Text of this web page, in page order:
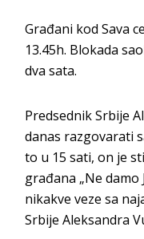
Građani kod Sava
13.45h. Blokada
dva sata.
Predsednik Srbije
danas razgovarati
to u 15 sati, on je
građana „Ne damo
nikakve veze sa
Srbije Aleksandra